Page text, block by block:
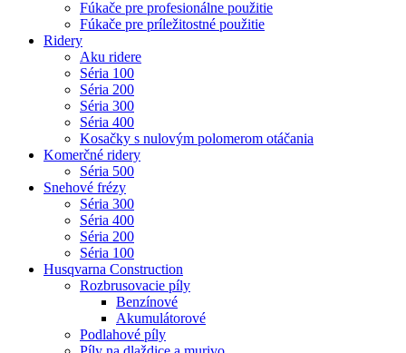
Fúkače pre profesionálne použitie
Fúkače pre príležitostné použitie
Ridery
Aku ridere
Séria 100
Séria 200
Séria 300
Séria 400
Kosačky s nulovým polomerom otáčania
Komerčné ridery
Séria 500
Snehové frézy
Séria 300
Séria 400
Séria 200
Séria 100
Husqvarna Construction
Rozbrusovacie píly
Benzínové
Akumulátorové
Podlahové píly